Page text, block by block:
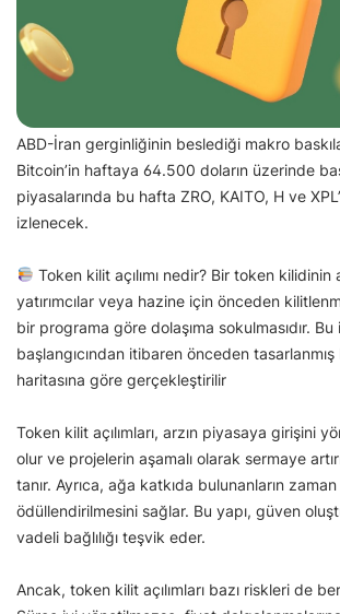
ABD-İran gerginliğinin beslediği makro
Bitcoin’in haftaya 64.500 doların üzerinde
piyasalarında bu hafta ZRO, KAITO, H ve
izlenecek.
Token kilit açılımı nedir? Bir token kilidinin
yatırımcılar veya hazine için önceden
bir programa göre dolaşıma sokulmasıdır.
başlangıcından itibaren önceden
haritasına göre gerçekleştirilir
Token kilit açılımları, arzın piyasaya girişini
olur ve projelerin aşamalı olarak sermaye
tanır. Ayrıca, ağa katkıda bulunanların
ödüllendirilmesini sağlar. Bu yapı, güven
vadeli bağlılığı teşvik eder.
Ancak, token kilit açılımları bazı riskleri de